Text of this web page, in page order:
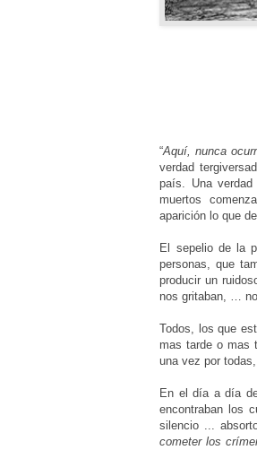
“Aquí, nunca
verdad
país. Una
muertos
aparición lo que
El sepelio de la
personas, que
producir un
nos gritaban, …
Todos, los que
mas tarde o mas
una vez por
En el día a día
encontraban los
silencio ...
cometer los